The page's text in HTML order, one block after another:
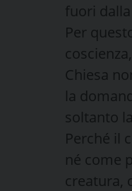
fuori
Per
Chiesa
la
soltanto
Perché il
né come
creatura,